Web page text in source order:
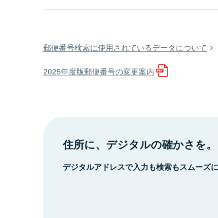
郵便番号検索に使用されているデータについて
2025年度版郵便番号の変更案内
住所に、デジタルの確かさを。
デジタルアドレスで入力も検索もスムーズ